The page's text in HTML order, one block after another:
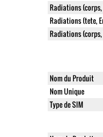
Radiations
Radiations (tete,
Radiations (corps,
Nom du Produit
Nom Unique
Type de SIM